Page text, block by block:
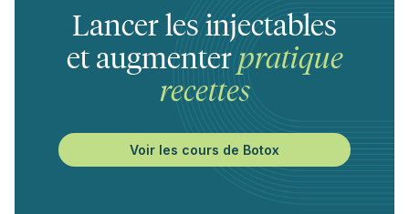
Lancer les injectables
et augmenterpratique
recettes
Voir les cours de Botox